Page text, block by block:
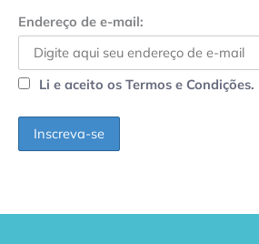
Endereço de e-mail:
Li e aceito os Termos e Condições.